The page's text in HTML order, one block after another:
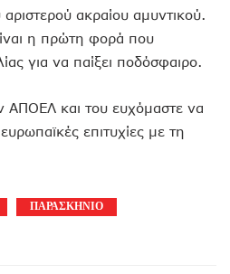
ακραίου αμυντικού.
η πρώτη φορά που
για να παίξει ποδόσφαιρο.
ΑΠΟΕΛ και του ευχόμαστε να
επιτυχίες με τη
ΠΑΡΑΣΚΗΝΙΟ